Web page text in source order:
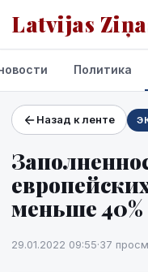
Latvijas
Проекты и сервисы
Прогноз погоды
Политика
Назад к ленте
меньше 40%
29.01.2022 09:55·37